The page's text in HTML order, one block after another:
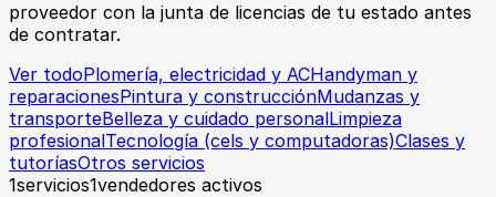
proveedor con la junta de licencias de tu estado antes
de contratar.
Ver todoPlomería, electricidad y ACHandyman y
reparacionesPintura y construcciónMudanzas y
transporteBelleza y cuidado personalLimpieza
profesionalTecnología (cels y computadoras)Clases y
tutoríasOtros servicios
1servicios1vendedores activos